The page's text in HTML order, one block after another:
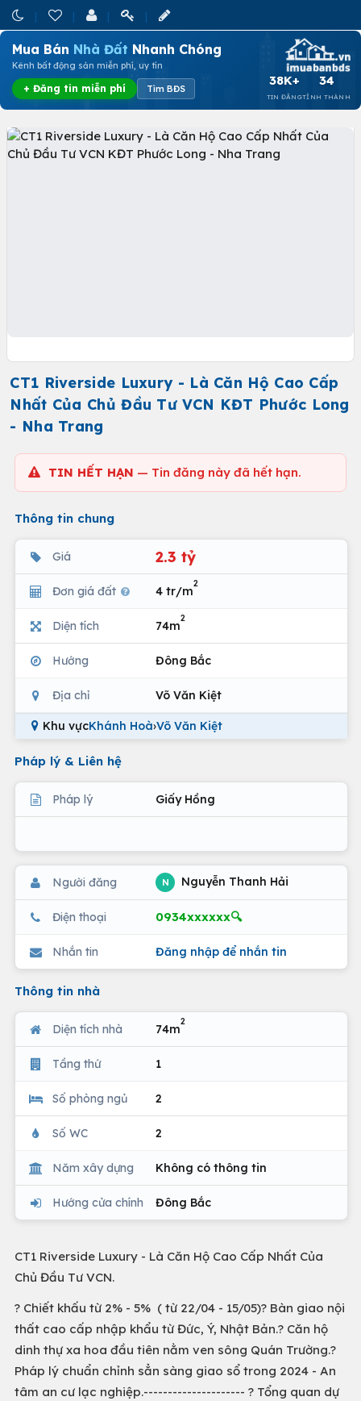
Mua Bán Nhà Đất Nhanh Chóng
Kênh bất động sản miễn phí, uy tín
+ Đăng tin miễn phí Tìm BĐS
38K+
TIN ĐĂNG
34
TỈNH THÀNH
CT1 Riverside Luxury - Là Căn Hộ Cao Cấp
Nhất Của Chủ Đầu Tư VCN KĐT Phước Long
- Nha Trang
TIN HẾT HẠN — Tin đăng này đã hết hạn.
Thông tin chung
Giá 2.3 tỷ
Đơn giá đất 4 tr/m
2
Diện tích 74m
2
Hướng Đông Bắc
Địa chỉ Võ Văn Kiệt
Khu vựcKhánh Hoà›Võ Văn Kiệt
Pháp lý & Liên hệ
Pháp lý Giấy Hồng
Người đăng N Nguyễn Thanh Hải
Điện thoại 0934xxxxxx🔍
Nhắn tin Đăng nhập để nhắn tin
Thông tin nhà
Diện tích nhà 74m
2
Tầng thứ 1
Số phòng ngủ 2
Số WC 2
Năm xây dựng Không có thông tin
Hướng cửa chính Đông Bắc
CT1 Riverside Luxury - Là Căn Hộ Cao Cấp Nhất Của
Chủ Đầu Tư VCN.
? Chiết khấu từ 2% - 5% ( từ 22/04 - 15/05)? Bàn giao nội
thất cao cấp nhập khẩu từ Đức, Ý, Nhật Bản.? Căn hộ
dinh thự xa hoa đầu tiên nằm ven sông Quán Trường.?
Pháp lý chuẩn chỉnh sẳn sàng giao sổ trong 2024 - An
tâm an cư lạc nghiệp.--------------------- ? Tổng quan dự